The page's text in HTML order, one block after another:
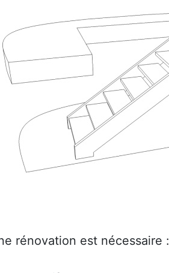
rénovation est nécessaire :